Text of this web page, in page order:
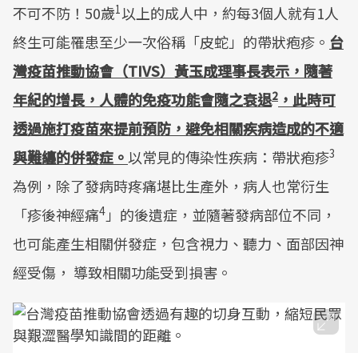
不可不防！50歲1以上的成人中，約每3個人就有1人
終生可能罹患至少一次俗稱「皮蛇」的帶狀疱疹。 台
灣疫苗推動協會（TIVS）黃玉成理事長表示，隨著
年紀的增長，人體的免疫功能會隨之衰退2 ，此時可
透過施打疫苗來提前預防，避免相關疾病造成的不適
與難纏的併發症。以常見的傳染性疾病：帶狀疱疹3
為例，除了發病時疼痛堪比生產外，病人也常衍生
「疹後神經痛4 」的後遺症，並隨著發病部位不同，
也可能產生相關併發症，包含視力、聽力、面部因神
經受傷， 導致相關功能受到損害。